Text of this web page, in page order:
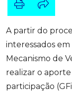
A partir do
interessados
Mecanismo de
realizar o
participação